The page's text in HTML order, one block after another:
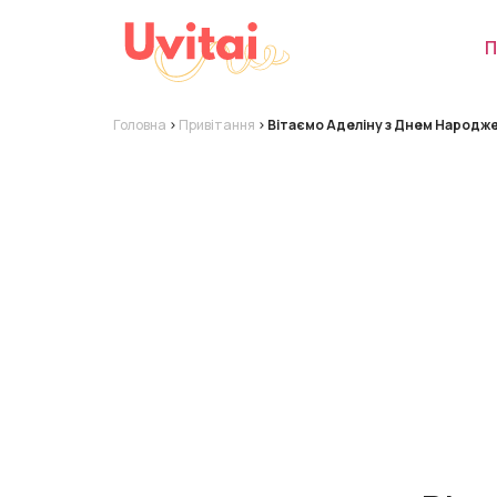
Головна > Привітання > Вітаємо Аделіну з Днем